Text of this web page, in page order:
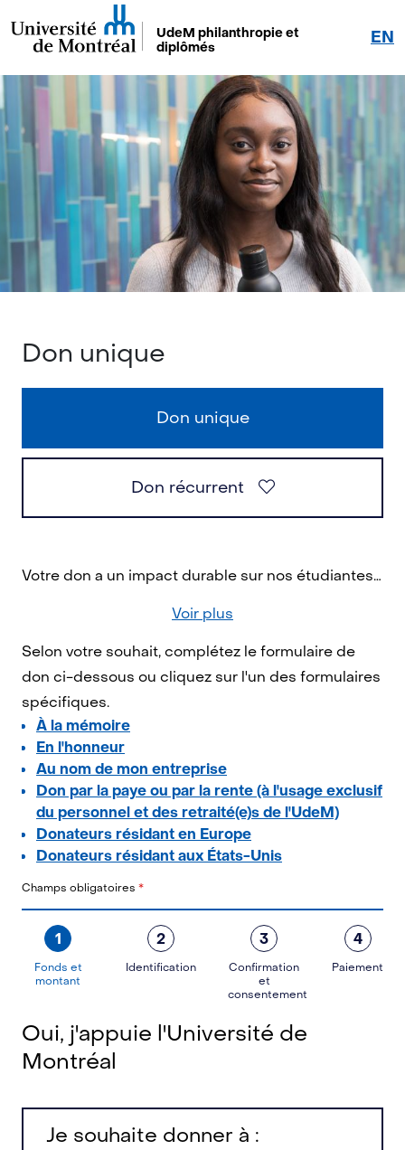
UdeM philanthropie et
diplômés
EN
Don unique
Don unique
Don récurrent
Votre don a un impact durable sur nos étudiantes et nos étudiants, la recherche et la société dans son ensemble. En contribuant aujourd'hui, vous permettez de bâtir un monde meilleur!
Voir plus
Selon votre souhait, complétez le formulaire de
don ci-dessous ou cliquez sur l'un des formulaires
spécifiques.
À la mémoire
En l'honneur
Au nom de mon entreprise
Don par la paye ou par la rente (à l'usage exclusif
du personnel et des retraité(e)s de l'UdeM)
Donateurs résidant en Europe
Donateurs résidant aux États-Unis
Champs obligatoires *
1
Fonds et
montant
2
Identification
3
Confirmation
et
consentement
4
Paiement
Oui, j'appuie l'Université de
Montréal
Je souhaite donner à :